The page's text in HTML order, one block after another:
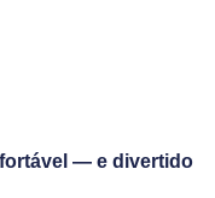
— e divertido